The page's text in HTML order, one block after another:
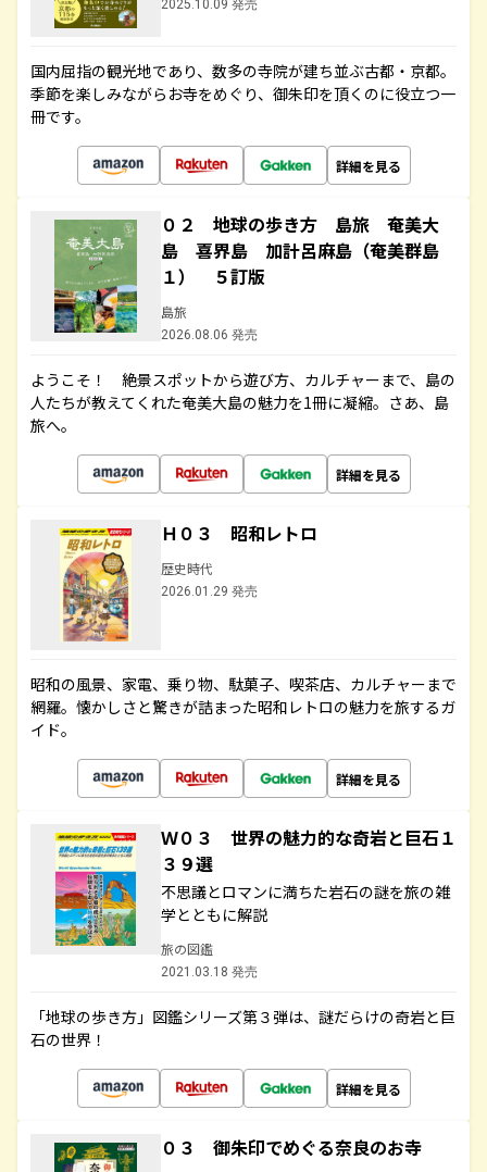
2025.10.09 発売
国内屈指の観光地であり、数多の寺院が建ち並ぶ古都・京都。
季節を楽しみながらお寺をめぐり、御朱印を頂くのに役立つ一
冊です。
詳細を見る
０２ 地球の歩き方 島旅 奄美大
島 喜界島 加計呂麻島（奄美群島
１） ５訂版
島旅
2026.08.06 発売
ようこそ！ 絶景スポットから遊び方、カルチャーまで、島の
人たちが教えてくれた奄美大島の魅力を1冊に凝縮。さあ、島
旅へ。
詳細を見る
Ｈ０３ 昭和レトロ
歴史時代
2026.01.29 発売
昭和の風景、家電、乗り物、駄菓子、喫茶店、カルチャーまで
網羅。懐かしさと驚きが詰まった昭和レトロの魅力を旅するガ
イド。
詳細を見る
Ｗ０３ 世界の魅力的な奇岩と巨石１
３９選
不思議とロマンに満ちた岩石の謎を旅の雑
学とともに解説
旅の図鑑
2021.03.18 発売
「地球の歩き方」図鑑シリーズ第３弾は、謎だらけの奇岩と巨
石の世界！
詳細を見る
０３ 御朱印でめぐる奈良のお寺